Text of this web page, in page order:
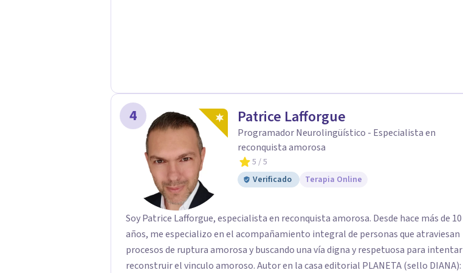
4 Patrice Lafforgue
Programador Neurolingüístico - Especialista en
reconquista amorosa
5 / 5
Verificado
Terapia Online
Soy Patrice Lafforgue, especialista en reconquista amorosa. Desde hace más de 10
años, me especializo en el acompañamiento integral de personas que atraviesan
procesos de ruptura amorosa y buscando una vía digna y respetuosa para intentar
reconstruir el vinculo amoroso. Autor en la casa editorial PLANETA (sello DIANA):